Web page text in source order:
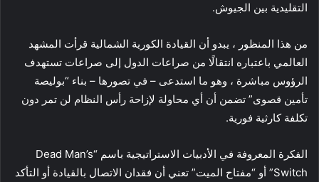
التقليدية بين الجيوش.
من هذا المنظور ، يبدو أن القيادة الكورية الشمالية قرأت المشهد
العالمي باعتباره انتقالًا من صراعات الدول إلى صراعات تستهدف
الرؤوس مباشرة ، وهو ما استدعى – في تصورها – بناء “بوليصة
تأمين قصوى” تضمن أن أي محاولة لإزاحة رأس النظام لن تمر دون
تكلفة كارثية فورية.
الفكرة المعروفة في الأدبيات الاستراتيجية باسم “Dead Man’s
Switch” أو “مفتاح الميت” تعني أن فقدان الاتصال بالقيادة أو التأكد